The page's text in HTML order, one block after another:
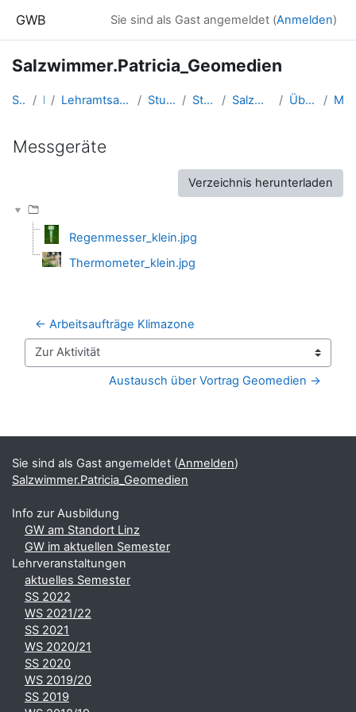
GWB Sie sind als Gast angemeldet (Anmelden)
Salzwimmer.Patricia_Geomedien
Startseite Kurse Lehramtsausbildung GW im Cluster Österreich Mitte Studentische Lernkurse Studienbeginn 2020 Salzwimmer.Patricia_Geomedien Übungsphase am 27.10.
Messgeräte
Verzeichnis herunterladen
Regenmesser_klein.jpg
Thermometer_klein.jpg
← Arbeitsaufträge Klimazone
Zur Aktivität
Austausch über Vortrag Geomedien →
Ergänzungsblöcke
Sie sind als Gast angemeldet (Anmelden)
Salzwimmer.Patricia_Geomedien
Info zur Ausbildung
GW am Standort Linz
GW im aktuellen Semester
Lehrveranstaltungen
aktuelles Semester
SS 2022
WS 2021/22
SS 2021
WS 2020/21
SS 2020
WS 2019/20
SS 2019